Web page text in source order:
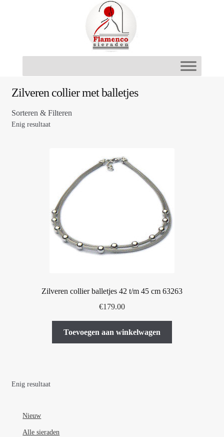
Zilveren collier met balletjes
Sorteren & Filteren
Enig resultaat
Zilveren collier balletjes 42 t/m 45 cm 63263
€179.00
Toevoegen aan winkelwagen
Enig resultaat
Nieuw
Alle sieraden